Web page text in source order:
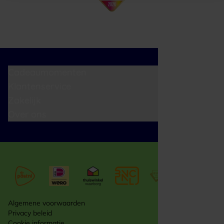
Algemene voorwaarden
Privacy beleid